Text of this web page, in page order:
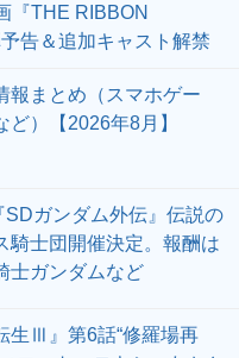
『THE RIBBON
告＆追加キャスト解禁
報まとめ（スマホゲー
ど）【2026年8月】
SDガンダム外伝』伝説の
騎士団開催決定。報酬は
士ガンダムなど
生Ⅲ』第6話“修羅場再